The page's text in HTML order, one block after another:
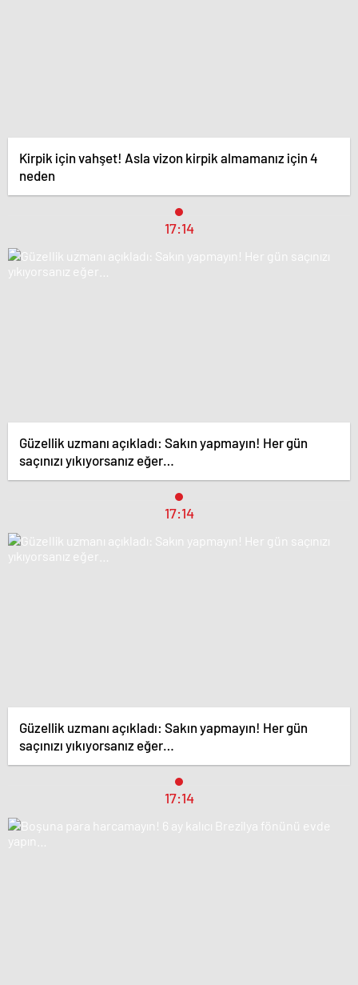
Kirpik için vahşet! Asla vizon kirpik almamanız için 4
neden
17:14
Güzellik uzmanı açıkladı: Sakın yapmayın! Her gün
saçınızı yıkıyorsanız eğer…
17:14
Güzellik uzmanı açıkladı: Sakın yapmayın! Her gün
saçınızı yıkıyorsanız eğer…
17:14